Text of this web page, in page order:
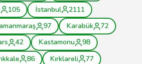
105 İstanbul
2111
97 Karabük
72
42 Kastamonu
98
86 Kırklareli
77